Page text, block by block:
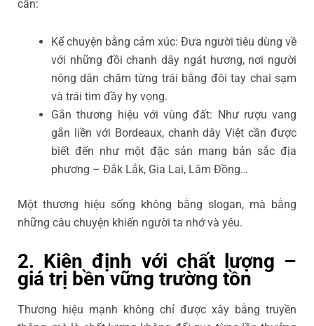
cần:
Kể chuyện bằng cảm xúc: Đưa người tiêu dùng về
với những đồi chanh dây ngát hương, nơi người
nông dân chăm từng trái bằng đôi tay chai sạm
và trái tim đầy hy vọng.
Gắn thương hiệu với vùng đất: Như rượu vang
gắn liền với Bordeaux, chanh dây Việt cần được
biết đến như một đặc sản mang bản sắc địa
phương – Đắk Lắk, Gia Lai, Lâm Đồng…
Một thương hiệu sống không bằng slogan, mà bằng
những câu chuyện khiến người ta nhớ và yêu.
2. Kiên định với chất lượng –
giá trị bền vững trường tồn
Thương hiệu mạnh không chỉ được xây bằng truyền